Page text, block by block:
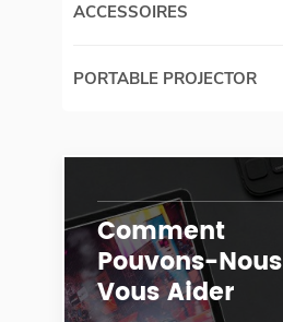
ACCESSOIRES
PORTABLE PROJECTOR
Comment
Pouvons-Nous
Vous Aider